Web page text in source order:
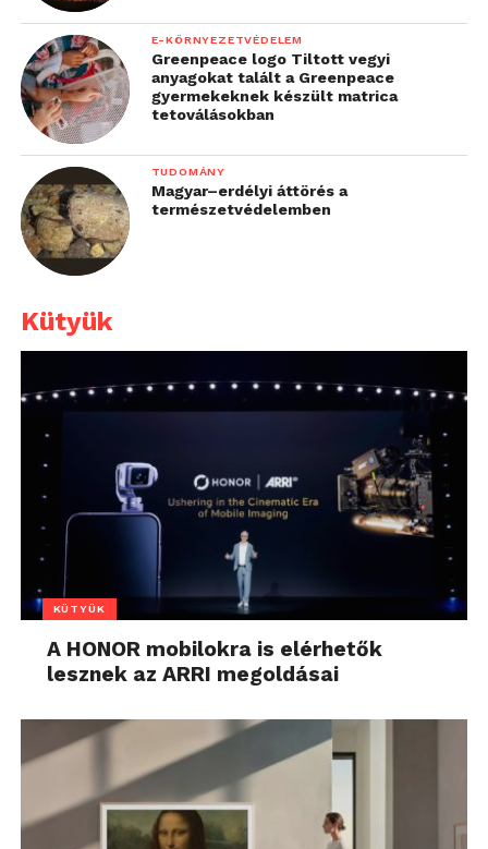
E-KÖRNYEZETVÉDELEM
Greenpeace logo Tiltott vegyi
anyagokat talált a Greenpeace
gyermekeknek készült matrica
tetoválásokban
TUDOMÁNY
Magyar–erdélyi áttörés a
természetvédelemben
Kütyük
KÜTYÜK
A HONOR mobilokra is elérhetők
lesznek az ARRI megoldásai